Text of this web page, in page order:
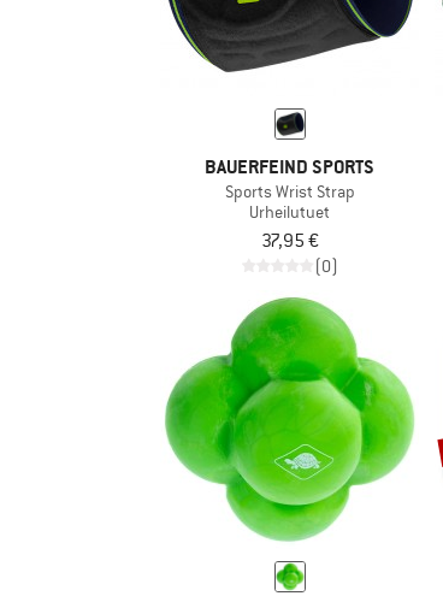
BAUERFEIND SPORTS
Sports Wrist Strap
Urheilutuet
37,95 €
(0)